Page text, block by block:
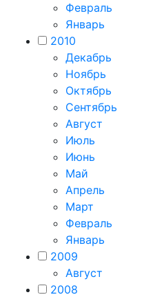
Февраль
Январь
2010
Декабрь
Ноябрь
Октябрь
Сентябрь
Август
Июль
Июнь
Май
Апрель
Март
Февраль
Январь
2009
Август
2008